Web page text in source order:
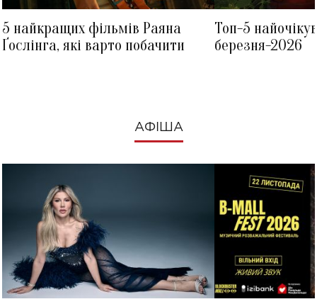
5 найкращих фільмів Раяна
Ґослінга, які варто побачити
Топ-5
березня-2026
АФІША